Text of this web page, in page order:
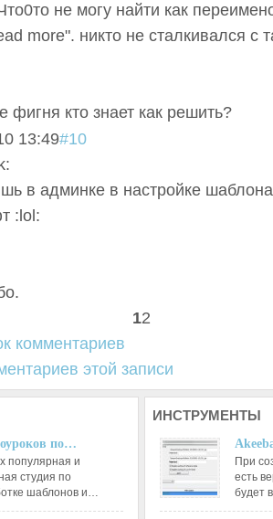
не могу найти как
more". никто не сталкивался с
фигня кто знает как решить?
13:49#10
в админке в настройке
:lol:
12
комментариев
этой записи
по…
популярная и
студия по
шаблонов и…
ИНСТРУМЕНТЫ
При
есть
будет